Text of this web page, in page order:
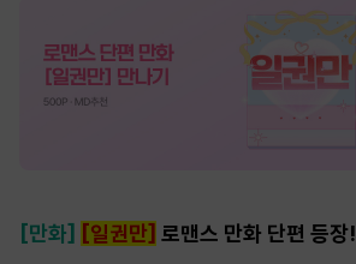
[만화] [일권만] 로맨스 만화 단편 등장!